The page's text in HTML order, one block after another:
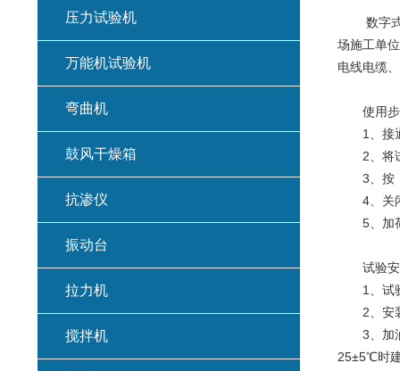
数字
场施工单
电线电缆
使用步
1、接通
2、将试
3、按《
4、关闭
5、加荷
试验安
1、试验
2、安装
3、加油
25±5℃时
压力试验机
万能机试验机
弯曲机
鼓风干燥箱
抗渗仪
振动台
拉力机
搅拌机